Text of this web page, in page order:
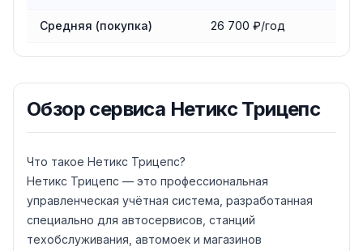
Средняя (покупка) 26 700 ₽/год
Обзор сервиса Нетикс Трицепс
Что такое Нетикс Трицепс?
Нетикс Трицепс — это профессиональная
управленческая учётная система, разработанная
специально для автосервисов, станций
техобслуживания, автомоек и магазинов